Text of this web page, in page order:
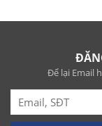
Để lại Email